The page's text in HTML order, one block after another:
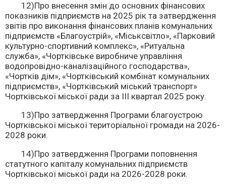
12)Про внесення змін до основних фінансових
показників підприємств на 2025 рік та затвердження
звітів про виконання фінансових планів комунальних
підприємств «Благоустрій», «Міськсвітло», «Парковий
культурно-спортивний комплекс», «Ритуальна
служба», «Чортківське виробниче управління
водопровідно-каналізаційного господарства»,
«Чортків дім», «Чортківський комбінат комунальних
підприємств», «Чортківський міський транспорт»
Чортківської міської ради за IІІ квартал 2025 року.
13)Про затвердження Програми благоустрою
Чортківської міської територіальної громади на 2026-
2028 роки.
14)Про затвердження Програми поповнення
статутного капіталу комунальних підприємств
Чортківської міської ради на 2026-2028 роки.